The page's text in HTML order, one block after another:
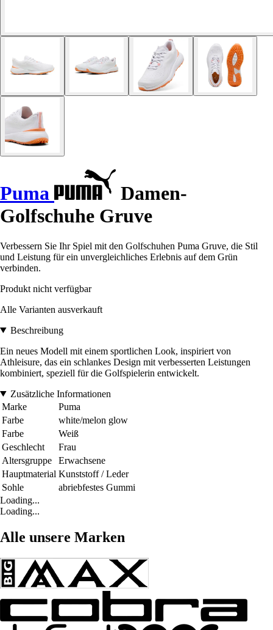
Puma
Damen-
Golfschuhe Gruve
Verbessern Sie Ihr Spiel mit den Golfschuhen Puma Gruve, die Stil
und Leistung für ein unvergleichliches Erlebnis auf dem Grün
verbinden.
Produkt nicht verfügbar
Alle Varianten ausverkauft
Beschreibung
Ein neues Modell mit einem sportlichen Look, inspiriert von
Athleisure, das ein schlankes Design mit verbesserten Leistungen
kombiniert, speziell für die Golfspielerin entwickelt.
Zusätzliche Informationen
Marke
Puma
Farbe
white/melon glow
Farbe
Weiß
Geschlecht
Frau
Altersgruppe
Erwachsene
Hauptmaterial Kunststoff / Leder
Sohle
abriebfestes Gummi
Loading...
Loading...
Alle unsere Marken